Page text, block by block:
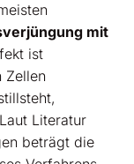
mit
ist
Zellen
Literatur
beträgt die